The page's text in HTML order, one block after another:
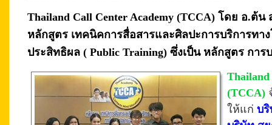
Thailand Call Center Academy (TCCA) โดย อ.ต้
หลักสูตร เทคนิคการสื่อสารและศิลปะการบริการทา
ประสิทธิผล ( Public Training) ซึ่งเป็น หลักสูตร กา
Thailand
(TCCA)
ให้แก่ บริ